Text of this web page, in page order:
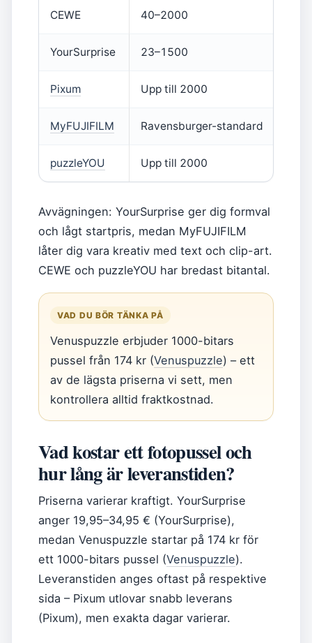
CEWE 40–2000
YourSurprise 23–1500
Pixum Upp till 2000
MyFUJIFILM Ravensburger-standard
puzzleYOU Upp till 2000
Avvägningen: YourSurprise ger dig formval
och lågt startpris, medan MyFUJIFILM
låter dig vara kreativ med text och clip-art.
CEWE och puzzleYOU har bredast bitantal.
VAD DU BÖR TÄNKA PÅ
Venuspuzzle erbjuder 1000-bitars
pussel från 174 kr (Venuspuzzle) – ett
av de lägsta priserna vi sett, men
kontrollera alltid fraktkostnad.
Vad kostar ett fotopussel och
hur lång är leveranstiden?
Priserna varierar kraftigt. YourSurprise
anger 19,95–34,95 € (YourSurprise),
medan Venuspuzzle startar på 174 kr för
ett 1000-bitars pussel (Venuspuzzle).
Leveranstiden anges oftast på respektive
sida – Pixum utlovar snabb leverans
(Pixum), men exakta dagar varierar.